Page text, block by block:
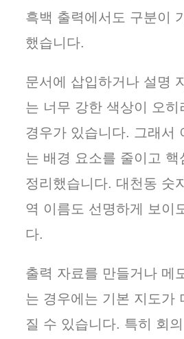
흑백 출력에서도 구분이
했습니다.
문서에 삽입하거나 설명
는 너무 강한 색상이 오히
경우가 있습니다. 그래서
는 배경 요소를 줄이고 핵
정리했습니다. 대천동 숫
역 이름도 선명하게 보이
다.
출력 자료를 만들거나 메
는 경우에는 기본 지도가
질 수 있습니다. 특히 회